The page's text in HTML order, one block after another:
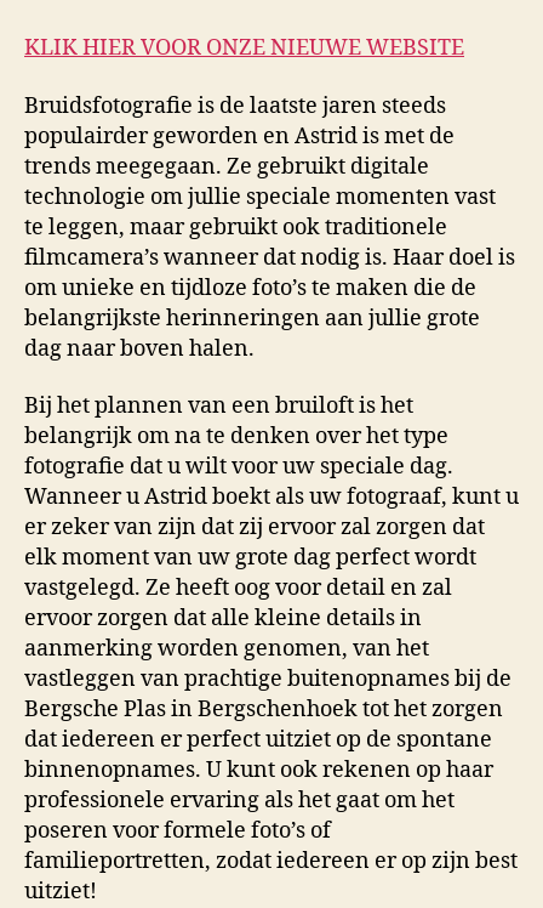
KLIK HIER VOOR ONZE NIEUWE WEBSITE
Bruidsfotografie is de laatste jaren steeds
populairder geworden en Astrid is met de
trends meegegaan. Ze gebruikt digitale
technologie om jullie speciale momenten vast
te leggen, maar gebruikt ook traditionele
filmcamera’s wanneer dat nodig is. Haar doel is
om unieke en tijdloze foto’s te maken die de
belangrijkste herinneringen aan jullie grote
dag naar boven halen.
Bij het plannen van een bruiloft is het
belangrijk om na te denken over het type
fotografie dat u wilt voor uw speciale dag.
Wanneer u Astrid boekt als uw fotograaf, kunt u
er zeker van zijn dat zij ervoor zal zorgen dat
elk moment van uw grote dag perfect wordt
vastgelegd. Ze heeft oog voor detail en zal
ervoor zorgen dat alle kleine details in
aanmerking worden genomen, van het
vastleggen van prachtige buitenopnames bij de
Bergsche Plas in Bergschenhoek tot het zorgen
dat iedereen er perfect uitziet op de spontane
binnenopnames. U kunt ook rekenen op haar
professionele ervaring als het gaat om het
poseren voor formele foto’s of
familieportretten, zodat iedereen er op zijn best
uitziet!